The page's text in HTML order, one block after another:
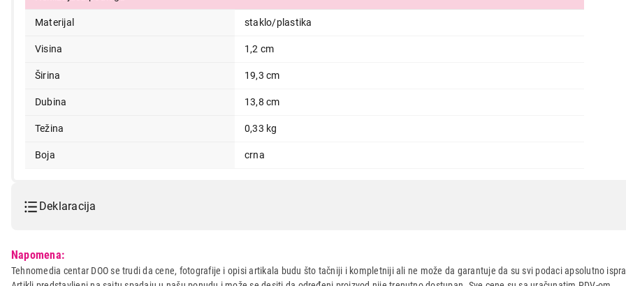
Materijal staklo/plastika
Visina 1,2 cm
Širina 19,3 cm
Dubina 13,8 cm
Težina 0,33 kg
Boja crna
Deklaracija
Naziv i vrsta robe:
KUHINJSKA VAGA
Napomena:
Tehnomedia centar DOO se trudi da cene, fotografije i opisi artikala budu što tačniji i kompletniji ali ne može da garantuje da su svi podaci apsolutno
Ukupno u korpi:0,00